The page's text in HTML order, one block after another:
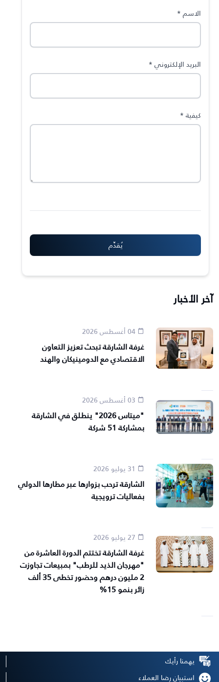
الاسم *
البريد الإلكتروني *
كيفية *
آخر الأخبار
04 أغسطس 2026
غرفة الشارقة تبحث تعزيز التعاون
الاقتصادي مع الدومينيكان والهند
"ميتاس 2026" ينطلق في الشارقة
بمشاركة 51 شركة
الشارقة ترحب بزوارها عبر مطارها الدولي
بفعاليات ترويجية
غرفة الشارقة تختتم الدورة العاشرة من
"مهرجان الذيد للرطب" بمبيعات تجاوزت
2 مليون درهم وحضور تخطى 35 ألف
زائر بنمو 15%
يهمنا رأيك
استبيان رضا العملاء